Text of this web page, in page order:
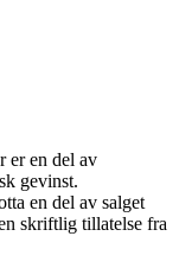
er en del av
gevinst.
en del av salget
skriftlig tillatelse fra